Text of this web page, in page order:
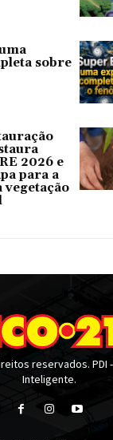
sobre
2026 e
para a
vegetação
reservados. PDI
Inteligente.